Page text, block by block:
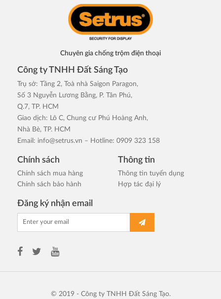
Chuyên gia chống trộm điện thoại
Công ty TNHH Đất Sáng Tạo
Trụ sở: Tầng 2, Toà nhà Saigon Paragon,
Số 3 Nguyễn Lương Bằng, P. Tân Phú,
Q.7, TP. HCM
Giao dịch: Lô C, Chung cư Phú Hoàng Anh,
Nhà Bè, TP. HCM
Email: info@setrus.vn – Hotline: 0909 323 158
Chính sách
Chính sách mua hàng
Chính sách bảo hành
Thông tin
Thông tin tuyển dụng
Hợp tác đại lý
Đăng ký nhận email
© 2019 - Công ty TNHH Đất Sáng Tạo.